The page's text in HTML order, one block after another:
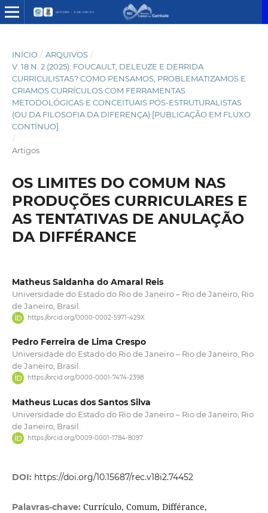
INÍCIO / ARQUIVOS /
V. 18 N. 2 (2025): FOUCAULT, DELEUZE E DERRIDA
CURRICULISTAS? COMO PENSAMOS, PROBLEMATIZAMOS E
CRIAMOS CURRÍCULOS COM FERRAMENTAS
METODOLÓGICAS E CONCEITUAIS PÓS-ESTRUTURALISTAS
(OU DA FILOSOFIA DA DIFERENÇA) [PUBLICAÇÃO EM FLUXO
CONTÍNUO]
/
Artigos
OS LIMITES DO COMUM NAS
PRODUÇÕES CURRICULARES E
AS TENTATIVAS DE ANULAÇÃO
DA DIFFÉRANCE
Matheus Saldanha do Amaral Reis
Universidade do Estado do Rio de Janeiro – Rio de Janeiro, Rio
de Janeiro, Brasil.
https://orcid.org/0000-0002-5971-429X
Pedro Ferreira de Lima Crespo
Universidade do Estado do Rio de Janeiro – Rio de Janeiro, Rio
de Janeiro, Brasil.
https://orcid.org/0000-0001-7474-2398
Matheus Lucas dos Santos Silva
Universidade do Estado do Rio de Janeiro – Rio de Janeiro, Rio
de Janeiro, Brasil.
https://orcid.org/0009-0001-1784-8097
DOI: https://doi.org/10.15687/rec.v18i2.74452
Palavras-chave: Currículo, Comum, Différance,